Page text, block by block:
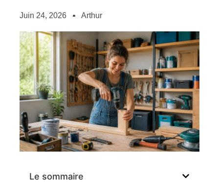
Juin 24, 2026 Arthur
Le sommaire